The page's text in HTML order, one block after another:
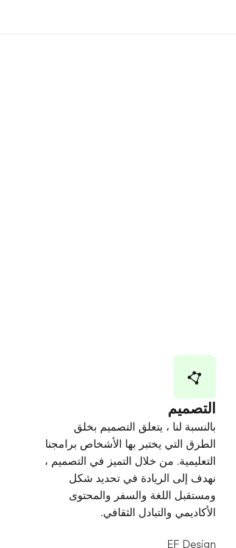
التصميم
بالنسبة لنا ، يتعلق التصميم بخلق
الطرق التي يختبر بها الأشخاص برامجنا
التعليمية. من خلال التميز في التصميم ،
نهدف إلى الريادة في تحديد شكل
ومستقبل اللغة والسفر والمحتوى
الأكاديمي والتبادل الثقافي.
EF Design